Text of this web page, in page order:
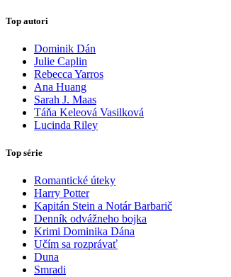
Top autori
Dominik Dán
Julie Caplin
Rebecca Yarros
Ana Huang
Sarah J. Maas
Táňa Keleová Vasilková
Lucinda Riley
Top série
Romantické úteky
Harry Potter
Kapitán Stein a Notár Barbarič
Denník odvážneho bojka
Krimi Dominika Dána
Učím sa rozprávať
Duna
Smradi